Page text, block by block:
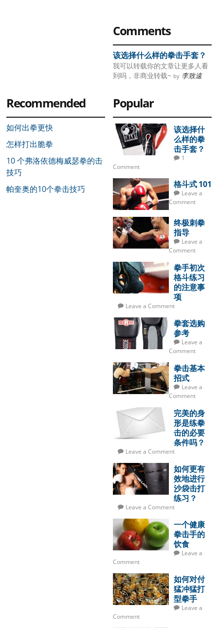
Comments
该选择什么样的拳击手套？
我可以转载你的文章让更多人看
到吗，非商业转载~ by 李致遠
Recommended
如何出拳更快
怎样打出脆拳
10 个弗洛依德梅威瑟拳的击
技巧
帕奎奥的10个拳击技巧
Popular
该选择什
么样的拳
击手套？
1
Comment
格斗式 101
Leave a
Comment
终极刺拳
指导
Leave a
Comment
拳手初次
格斗练习
的注意事
项
Leave a Comment
拳套选购
参考
Leave a
Comment
拳击基本
招式
Leave a
Comment
完美的身
形是练拳
击的必要
条件吗？
Leave a Comment
如何更有
效地进行
沙袋击打
练习？
Leave a Comment
一个健康
拳击手的
饮食
Leave a
Comment
如何对付
猛冲猛打
型拳手
Leave a
Comment